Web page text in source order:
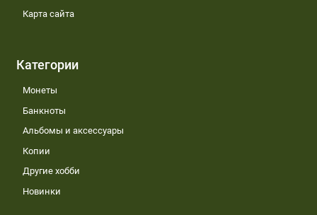
Карта сайта
Категории
Монеты
Банкноты
Альбомы и аксессуары
Копии
Другие хобби
Новинки